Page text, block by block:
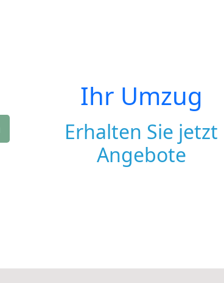
Ihr Umzug
Erhalten Sie jetzt
Angebote